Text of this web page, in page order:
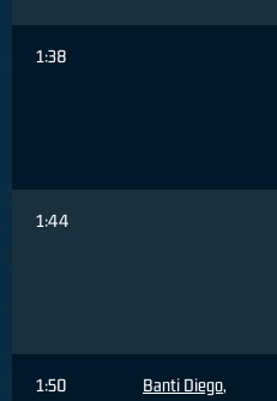
1:38
1:44
1:50 Banti Diego,